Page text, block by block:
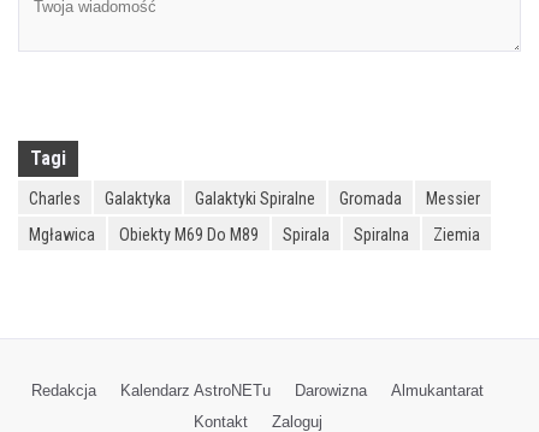
Tagi
Charles Galaktyka Galaktyki Spiralne Gromada
Messier
Mgławica
Obiekty M69 Do M89 Spirala Spiralna Ziemia
Redakcja Kalendarz AstroNETu Darowizna
Almukantarat
Kontakt
Zaloguj